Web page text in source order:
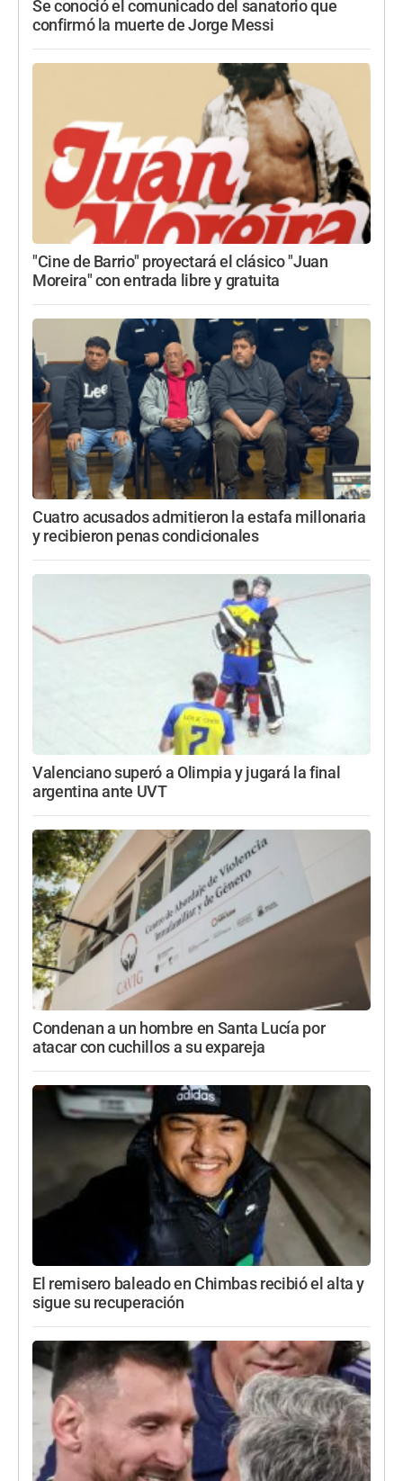
Se conoció el comunicado del sanatorio que
confirmó la muerte de Jorge Messi
"Cine de Barrio" proyectará el clásico "Juan
Moreira" con entrada libre y gratuita
Cuatro acusados admitieron la estafa millonaria
y recibieron penas condicionales
Valenciano superó a Olimpia y jugará la final
argentina ante UVT
Condenan a un hombre en Santa Lucía por
atacar con cuchillos a su expareja
El remisero baleado en Chimbas recibió el alta y
sigue su recuperación